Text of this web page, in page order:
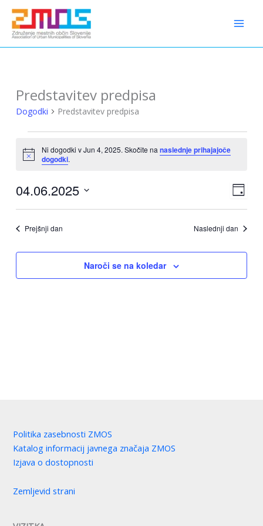
content
Preskoči
vsebino
Predstavitev predpisa
Dogodki Predstavitev predpisa
for
2025
Notice
Ni dogodki v Jun 4, 2025. Skočite nanaslednje prihajajoče
dogodki.
Pogledi
Dan
04.06.2025
Prejšnji dan Naslednji dan
Naroči se na koledar
Politika zasebnosti ZMOS
Katalog informacij javnega značaja ZMOS
Izjava o dostopnosti
Zemljevid strani